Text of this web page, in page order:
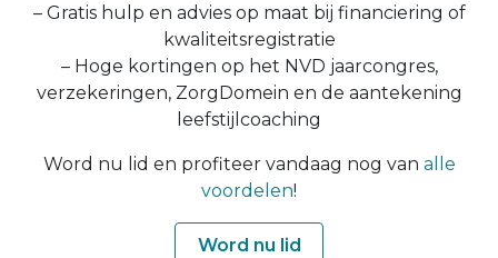
– Gratis hulp en advies op maat bij financiering of
kwaliteitsregistratie
– Hoge kortingen op het NVD jaarcongres,
verzekeringen, ZorgDomein en de aantekening
leefstijlcoaching
Word nu lid en profiteer vandaag nog van alle
voordelen!
Word nu lid